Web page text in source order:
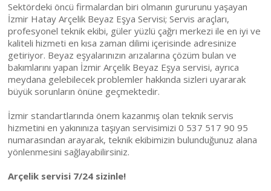
Sektördeki öncü firmalardan biri olmanın gururunu yaşayan
İzmir Hatay Arçelik Beyaz Eşya Servisi; Servis araçları,
profesyonel teknik ekibi, güler yüzlü çağrı merkezi ile en iyi ve
kaliteli hizmeti en kısa zaman dilimi içerisinde adresinize
getiriyor. Beyaz eşyalarınızın arızalarına çözüm bulan ve
bakımlarını yapan İzmir Arçelik Beyaz Eşya servisi, ayrıca
meydana gelebilecek problemler hakkında sizleri uyararak
büyük sorunların önüne geçmektedir.
İzmir standartlarında önem kazanmış olan teknik servis
hizmetini en yakınınıza taşıyan servisimizi 0 537 517 90 95
numarasından arayarak, teknik ekibimizin bulunduğunuz alana
yönlenmesini sağlayabilirsiniz.
Arçelik servisi 7/24 sizinle!